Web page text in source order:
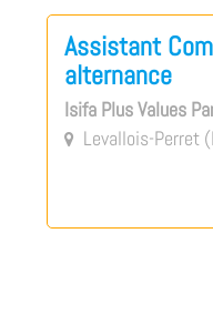
Assistant
alternance
Isifa Plus Values
 Levallois-Perret